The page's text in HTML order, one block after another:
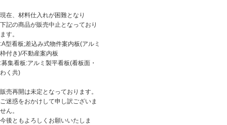
現在、材料仕入れが困難となり
下記の商品が販売中止となっており
ます。
:A型看板;差込み式物件案内板(アルミ
枠付き)/不動産案内板
:募集看板:アルミ製平看板(看板面・
わく共)
販売再開は未定となっております。
ご迷惑をおかけして申し訳ございま
せん。
今後ともよろしくお願いいたしま